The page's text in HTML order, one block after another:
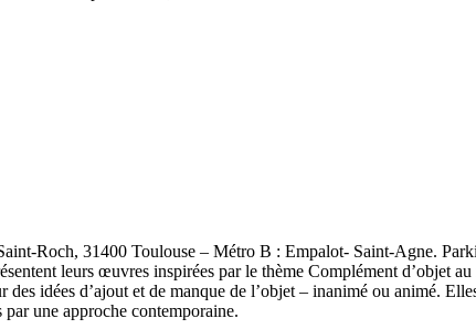
Roch, 31400 Toulouse – Métro B : Empalot- Saint-Agne.
leurs œuvres inspirées par le thème Complément d’objet
idées d’ajout et de manque de l’objet – inanimé ou animé.
une approche contemporaine.